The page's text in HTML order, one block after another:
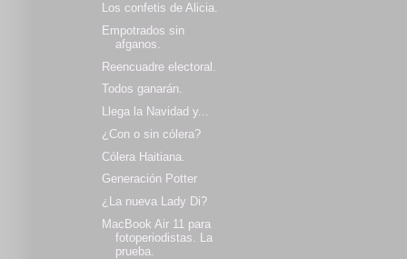
Los confetis de Alicia.
Empotrados sin
afganos.
Reencuadre electoral.
Todos ganarán.
Llega la Navidad y...
¿Con o sin cólera?
Cólera Haitiana.
Generación Potter
¿La nueva Lady Di?
MacBook Air 11 para
fotoperiodistas. La
prueba.